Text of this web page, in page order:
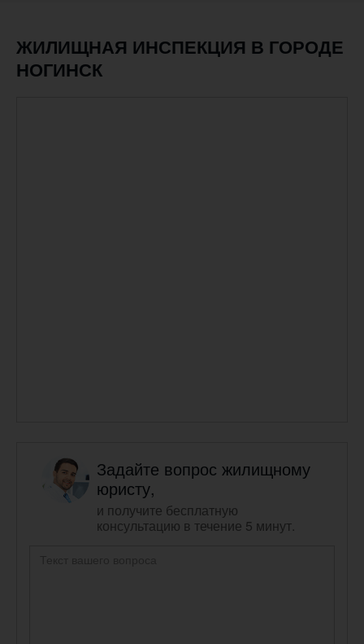
ЖИЛИЩНАЯ ИНСПЕКЦИЯ В ГОРОДЕ
НОГИНСК
Задайте вопрос жилищному
юристу,
и получите бесплатную
консультацию в течение 5 минут.